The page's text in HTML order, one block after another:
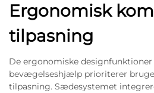
Ergonomisk
tilpasning
De ergonomiske designfunktioner
bevægelseshjælp prioriterer
tilpasning. Sædesystemet